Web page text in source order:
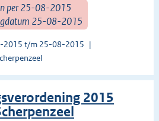
per 25-08-2015
25-08-2015
2015 t/m 25-08-2015
2015